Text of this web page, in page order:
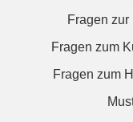
Fragen
Fragen zum
Fragen zum